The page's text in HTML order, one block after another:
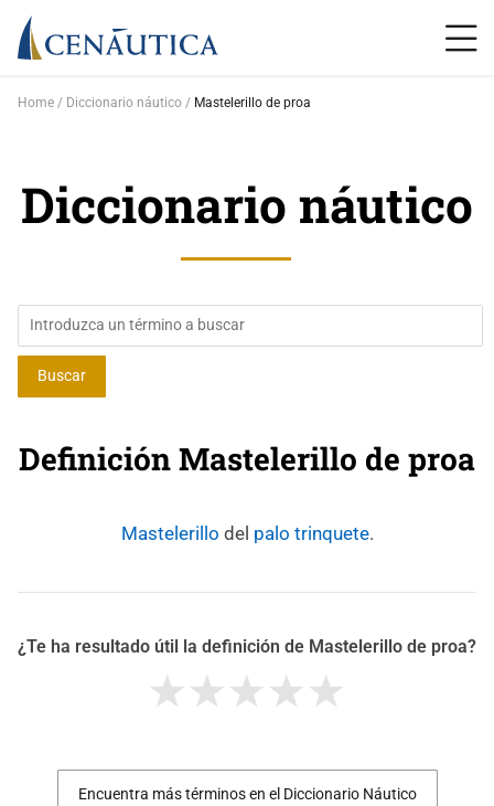
Home Diccionario náutico Mastelerillo de proa
Diccionario náutico
Definición Mastelerillo de proa
Mastelerillo del palo trinquete.
¿Te ha resultado útil la definición de Mastelerillo de proa?
Encuentra más términos en el Diccionario Náutico